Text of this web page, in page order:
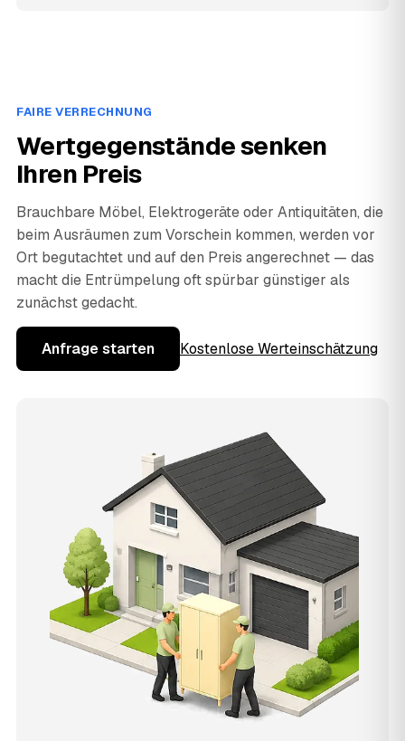
FAIRE VERRECHNUNG
Wertgegenstände senken
Ihren Preis
Brauchbare Möbel, Elektrogeräte oder Antiquitäten, die
beim Ausräumen zum Vorschein kommen, werden vor
Ort begutachtet und auf den Preis angerechnet — das
macht die Entrümpelung oft spürbar günstiger als
zunächst gedacht.
Anfrage starten Kostenlose Werteinschätzung